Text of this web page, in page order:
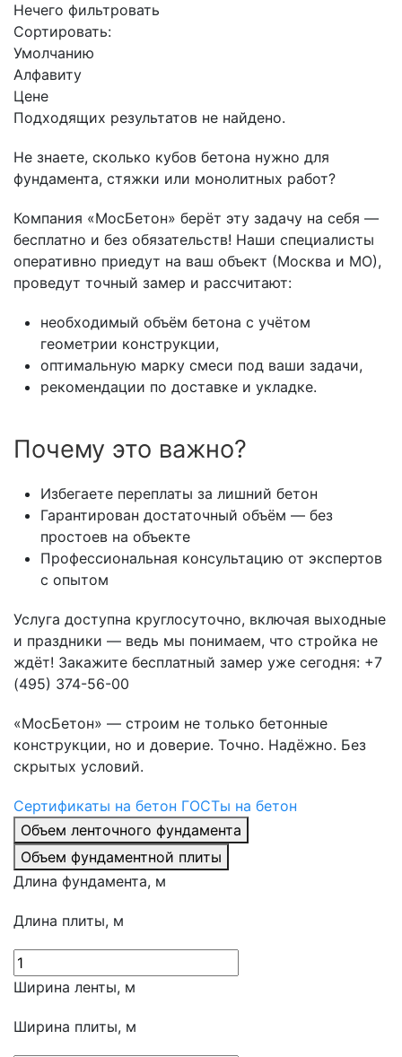
Нечего фильтровать
Сортировать:
Умолчанию
Алфавиту
Цене
Подходящих результатов не найдено.
Не знаете, сколько кубов бетона нужно для
фундамента, стяжки или монолитных работ?
Компания «МосБетон» берёт эту задачу на себя —
бесплатно и без обязательств! Наши специалисты
оперативно приедут на ваш объект (Москва и МО),
проведут точный замер и рассчитают:
необходимый объём бетона с учётом
геометрии конструкции,
оптимальную марку смеси под ваши задачи,
рекомендации по доставке и укладке.
Почему это важно?
Избегаете переплаты за лишний бетон
Гарантирован достаточный объём — без
простоев на объекте
Профессиональная консультацию от экспертов
с опытом
Услуга доступна круглосуточно, включая выходные
и праздники — ведь мы понимаем, что стройка не
ждёт! Закажите бесплатный замер уже сегодня: +7
(495) 374-56-00
«МосБетон» — строим не только бетонные
конструкции, но и доверие. Точно. Надёжно. Без
скрытых условий.
Сертификаты на бетон ГОСТы на бетон
Объем ленточного фундамента
Объем фундаментной плиты
Длина фундамента, м
Длина плиты, м
Ширина ленты, м
Ширина плиты, м